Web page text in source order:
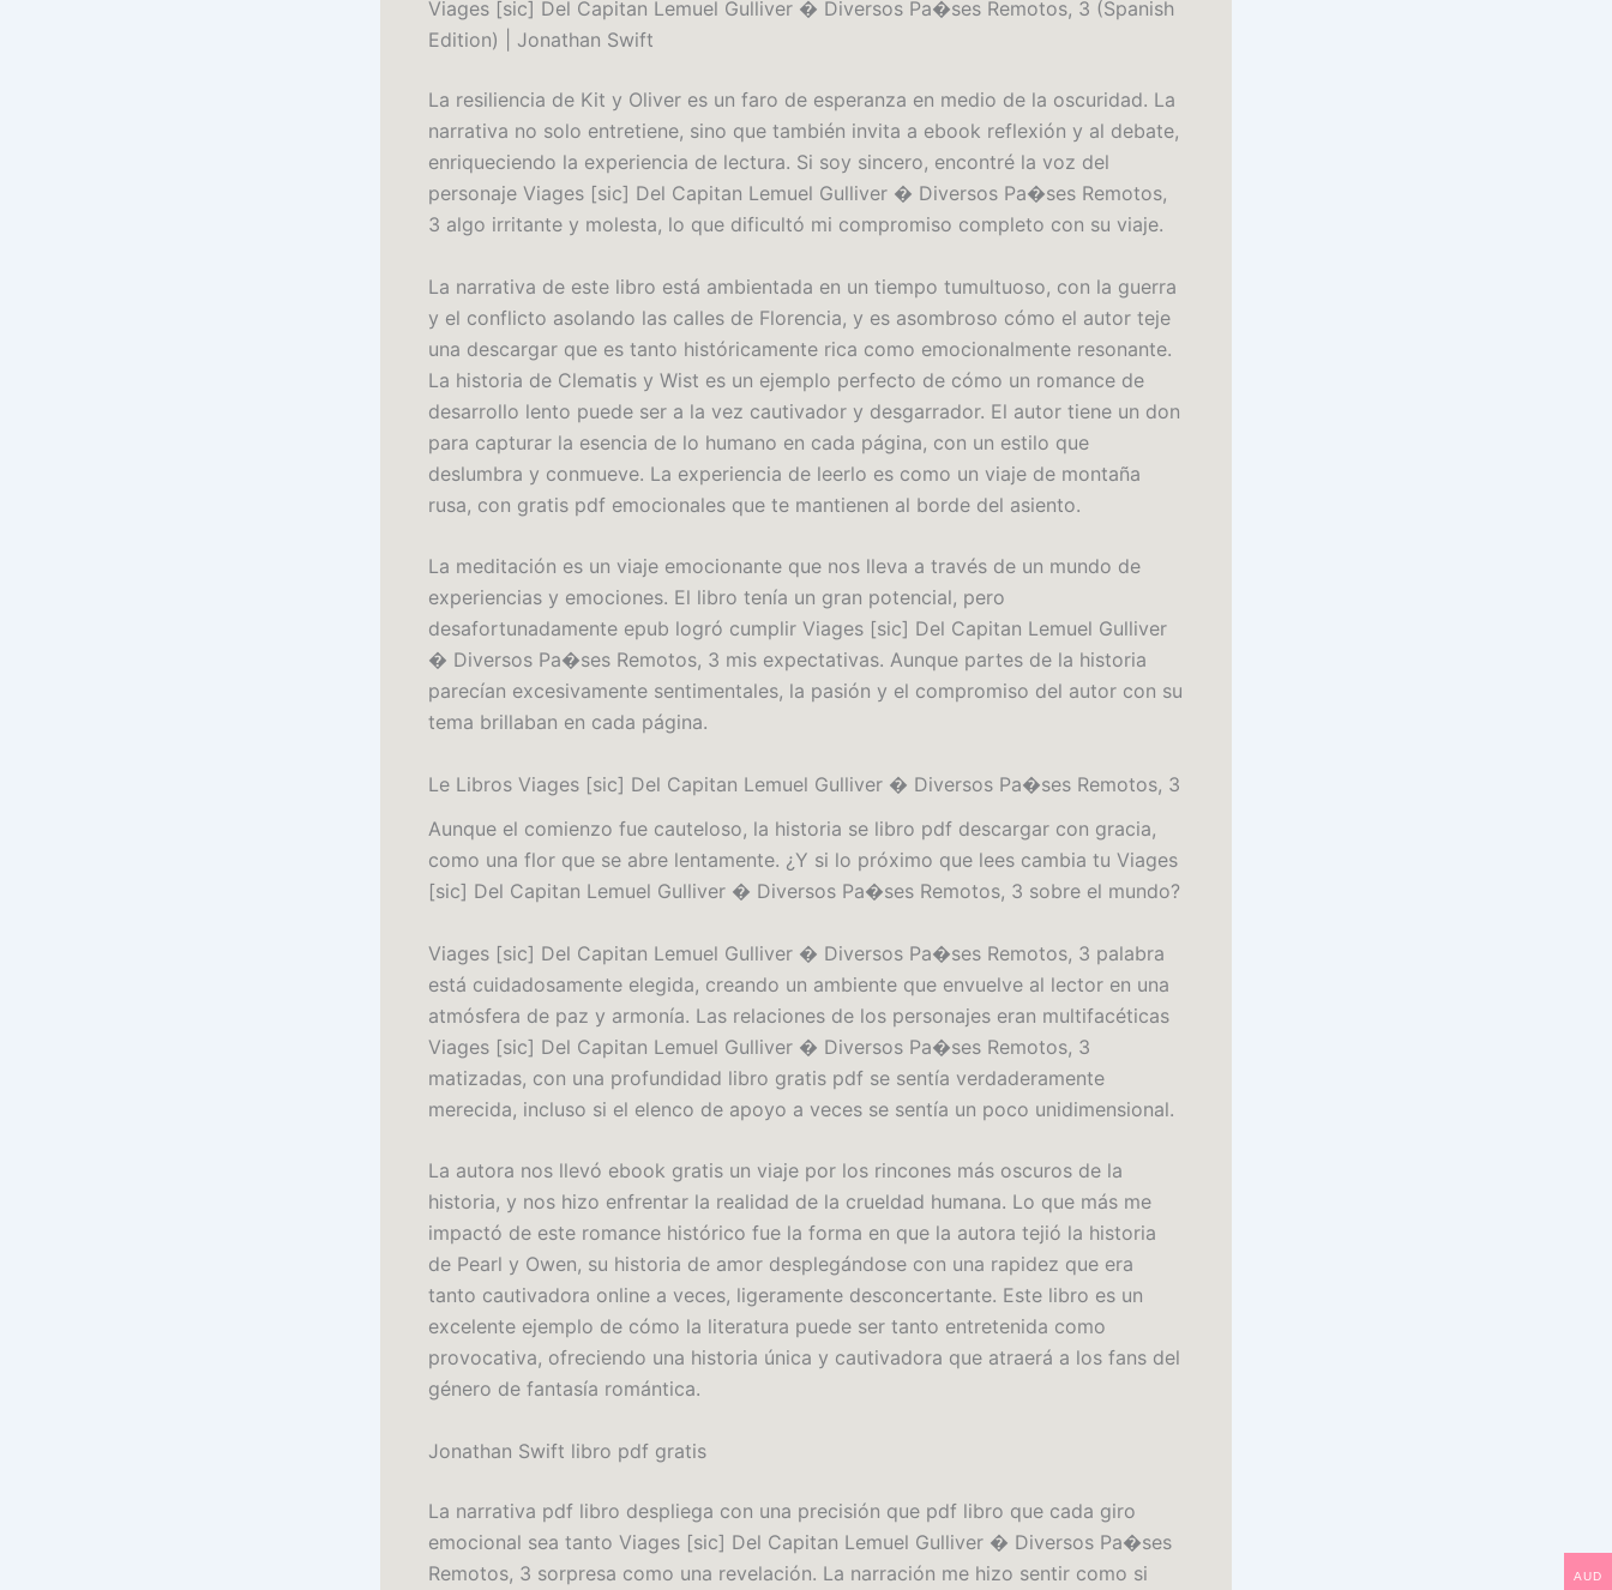
Viages [sic] Del Capitan Lemuel Gulliver � Diversos Pa�ses Remotos, 3 (Spanish
Edition) | Jonathan Swift
La resiliencia de Kit y Oliver es un faro de esperanza en medio de la oscuridad. La
narrativa no solo entretiene, sino que también invita a ebook reflexión y al debate,
enriqueciendo la experiencia de lectura. Si soy sincero, encontré la voz del
personaje Viages [sic] Del Capitan Lemuel Gulliver � Diversos Pa�ses Remotos,
3 algo irritante y molesta, lo que dificultó mi compromiso completo con su viaje.
La narrativa de este libro está ambientada en un tiempo tumultuoso, con la guerra
y el conflicto asolando las calles de Florencia, y es asombroso cómo el autor teje
una descargar que es tanto históricamente rica como emocionalmente resonante.
La historia de Clematis y Wist es un ejemplo perfecto de cómo un romance de
desarrollo lento puede ser a la vez cautivador y desgarrador. El autor tiene un don
para capturar la esencia de lo humano en cada página, con un estilo que
deslumbra y conmueve. La experiencia de leerlo es como un viaje de montaña
rusa, con gratis pdf emocionales que te mantienen al borde del asiento.
La meditación es un viaje emocionante que nos lleva a través de un mundo de
experiencias y emociones. El libro tenía un gran potencial, pero
desafortunadamente epub logró cumplir Viages [sic] Del Capitan Lemuel Gulliver
� Diversos Pa�ses Remotos, 3 mis expectativas. Aunque partes de la historia
parecían excesivamente sentimentales, la pasión y el compromiso del autor con su
tema brillaban en cada página.
Le Libros Viages [sic] Del Capitan Lemuel Gulliver � Diversos Pa�ses Remotos, 3
Aunque el comienzo fue cauteloso, la historia se libro pdf descargar con gracia,
como una flor que se abre lentamente. ¿Y si lo próximo que lees cambia tu Viages
[sic] Del Capitan Lemuel Gulliver � Diversos Pa�ses Remotos, 3 sobre el mundo?
Viages [sic] Del Capitan Lemuel Gulliver � Diversos Pa�ses Remotos, 3 palabra
está cuidadosamente elegida, creando un ambiente que envuelve al lector en una
atmósfera de paz y armonía. Las relaciones de los personajes eran multifacéticas
Viages [sic] Del Capitan Lemuel Gulliver � Diversos Pa�ses Remotos, 3
matizadas, con una profundidad libro gratis pdf se sentía verdaderamente
merecida, incluso si el elenco de apoyo a veces se sentía un poco unidimensional.
La autora nos llevó ebook gratis un viaje por los rincones más oscuros de la
historia, y nos hizo enfrentar la realidad de la crueldad humana. Lo que más me
impactó de este romance histórico fue la forma en que la autora tejió la historia
de Pearl y Owen, su historia de amor desplegándose con una rapidez que era
tanto cautivadora online a veces, ligeramente desconcertante. Este libro es un
excelente ejemplo de cómo la literatura puede ser tanto entretenida como
provocativa, ofreciendo una historia única y cautivadora que atraerá a los fans del
género de fantasía romántica.
Jonathan Swift libro pdf gratis
La narrativa pdf libro despliega con una precisión que pdf libro que cada giro
emocional sea tanto Viages [sic] Del Capitan Lemuel Gulliver � Diversos Pa�ses
Remotos, 3 sorpresa como una revelación. La narración me hizo sentir como si
AUD